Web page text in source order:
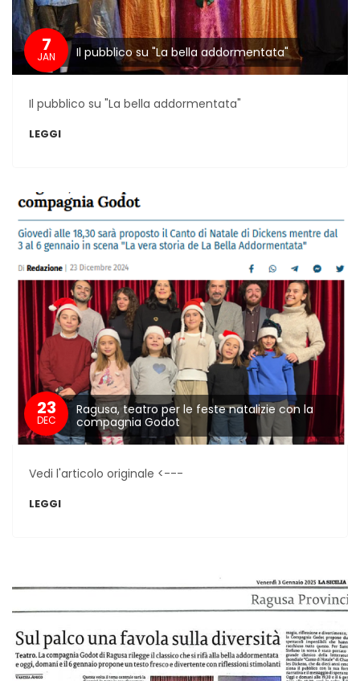
7
JAN Il pubblico su "La bella addormentata"
Il pubblico su "La bella addormentata"
LEGGI
23
DEC
Ragusa, teatro per le feste natalizie con la
compagnia Godot
Vedi l'articolo originale <---
LEGGI